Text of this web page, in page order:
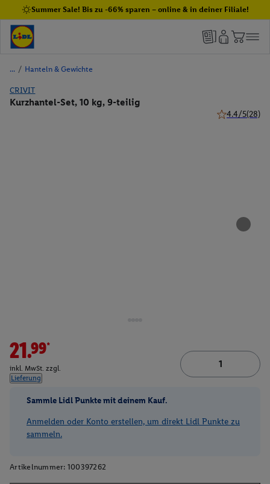
Summer Sale! Bis zu -66% sparen – online & in deiner Filiale!
/ Hanteln & Gewichte
CRIVIT
Kurzhantel-Set, 10 kg, 9-teilig
4.4/5(28)
21.99*
inkl. MwSt. zzgl.
Lieferung
Sammle Lidl Punkte mit deinem Kauf.
Anmelden oder Konto erstellen, um direkt Lidl Punkte zu
sammeln.
Artikelnummer: 100397262